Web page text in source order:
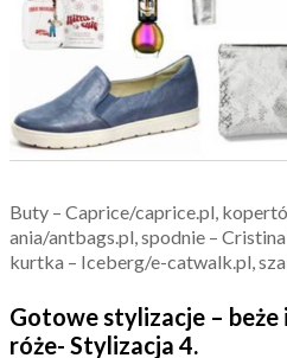
Buty – Caprice/caprice.pl,
ania/antbags.pl, spodnie –
kurtka – Iceberg/e-catwalk.pl,
Gotowe stylizacje – beże
róże- Stylizacja 4.